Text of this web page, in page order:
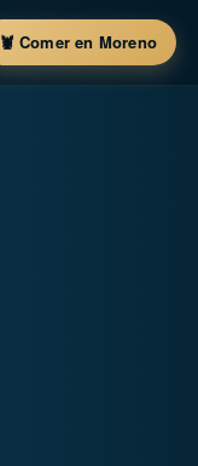
🦞 Comer en Moreno